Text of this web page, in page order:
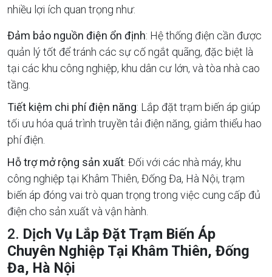
nhiều lợi ích quan trọng như:
Đảm bảo nguồn điện ổn định: Hệ thống điện cần được
quản lý tốt để tránh các sự cố ngắt quãng, đặc biệt là
tại các khu công nghiệp, khu dân cư lớn, và tòa nhà cao
tầng.
Tiết kiệm chi phí điện năng: Lắp đặt trạm biến áp giúp
tối ưu hóa quá trình truyền tải điện năng, giảm thiểu hao
phí điện.
Hỗ trợ mở rộng sản xuất: Đối với các nhà máy, khu
công nghiệp tại Khâm Thiên, Đống Đa, Hà Nội, trạm
biến áp đóng vai trò quan trọng trong việc cung cấp đủ
điện cho sản xuất và vận hành.
2. Dịch Vụ Lắp Đặt Trạm Biến Áp
Chuyên Nghiệp Tại Khâm Thiên, Đống
Đa, Hà Nội